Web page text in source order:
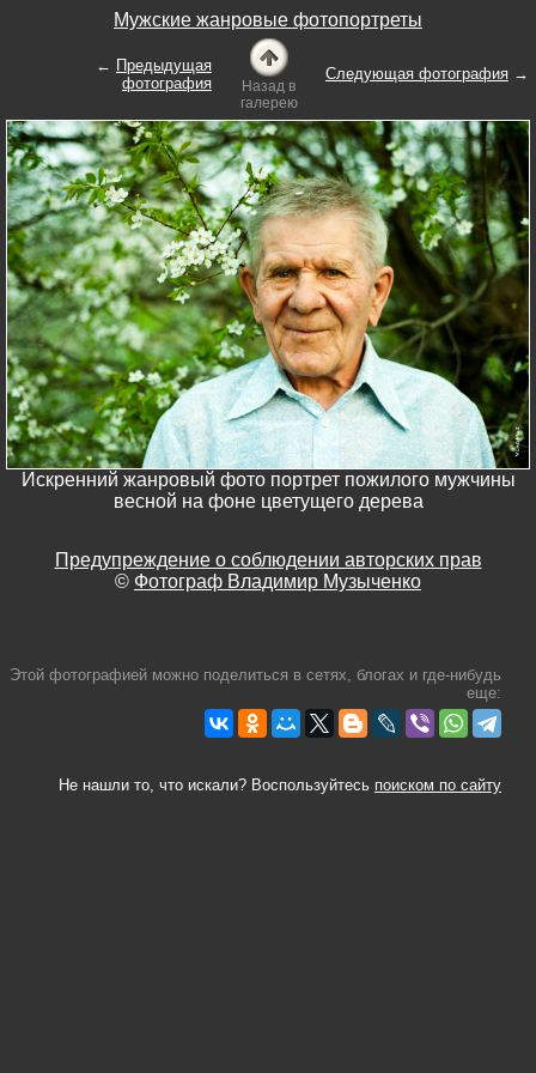
Мужские жанровые фотопортреты
← Предыдущая
фотография
Назад в
галерею
Следующая фотография →
Искренний жанровый фото портрет пожилого мужчины
весной на фоне цветущего дерева
Предупреждение о соблюдении авторских прав
© Фотограф Владимир Музыченко
Этой фотографией можно поделиться в сетях, блогах и где-нибудь
еще:
Не нашли то, что искали? Воспользуйтесь поиском по сайту